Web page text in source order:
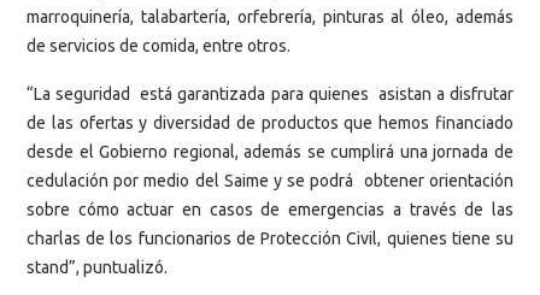
marroquinería, talabartería, orfebrería, pinturas al óleo, además
de servicios de comida, entre otros.
“La seguridad está garantizada para quienes asistan a disfrutar
de las ofertas y diversidad de productos que hemos financiado
desde el Gobierno regional, además se cumplirá una jornada de
cedulación por medio del Saime y se podrá obtener orientación
sobre cómo actuar en casos de emergencias a través de las
charlas de los funcionarios de Protección Civil, quienes tiene su
stand”, puntualizó.